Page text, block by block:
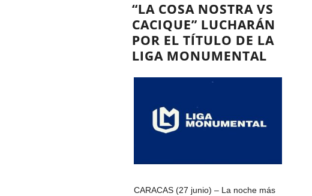
“LA COSA NOSTRA VS
CACIQUE” LUCHARÁN
POR EL TÍTULO DE LA
LIGA MONUMENTAL
CARACAS (27 junio) – La noche más